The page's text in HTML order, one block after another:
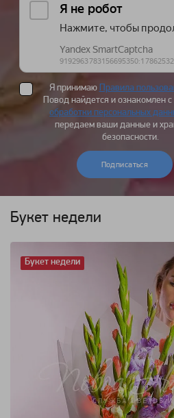
Я принимаю Правила
Повод найдется и ознакомлен с
обработки персональных
передаем ваши данные и
безопасности.
Подписаться
Букет недели
Букет недели